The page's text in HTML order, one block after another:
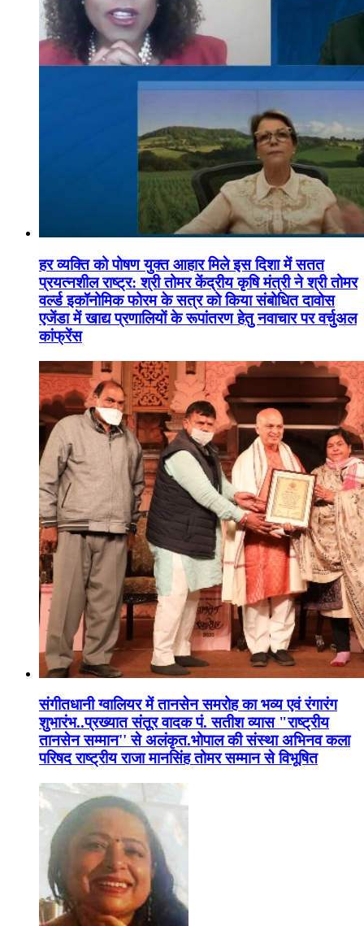
हर व्यक्ति को पोषण युक्त आहार मिले इस दिशा में सतत
प्रयत्नशील राष्ट्र: श्री तोमर केंद्रीय कृषि मंत्री ने श्री तोमर
वर्ल्ड इकॉनोमिक फोरम के सत्र को किया संबोधित दावोस
एजेंडा में खाद्य प्रणालियों के रूपांतरण हेतु नवाचार पर वर्चुअल
कांफ्रेंस
संगीतधानी ग्वालियर में तानसेन समरोह का भव्य एवं रंगारंग
शुभारंभ..प्रख्यात संतूर वादक पं. सतीश व्यास "राष्ट्रीय
तानसेन सम्मान'' से अलंकृत.भोपाल की संस्था अभिनव कला
परिषद राष्ट्रीय राजा मानसिंह तोमर सम्मान से विभूषित